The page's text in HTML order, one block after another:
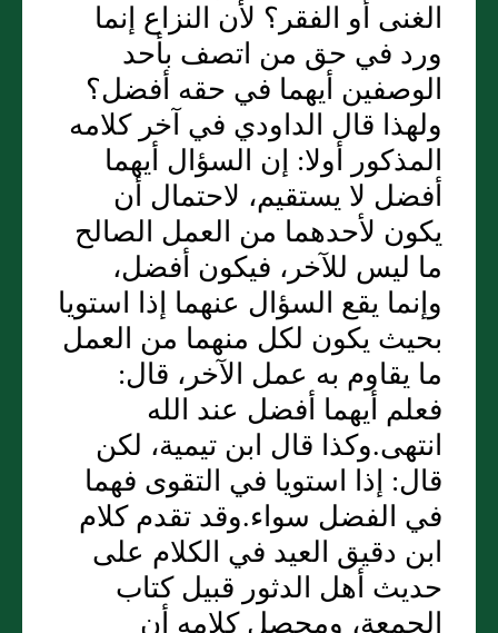
الغنى أو الفقر؟ لأن النزاع إنما
ورد في حق من اتصف بأحد
الوصفين أيهما في حقه أفضل؟
ولهذا قال الداودي في آخر كلامه
المذكور أولا: إن السؤال أيهما
أفضل لا يستقيم، لاحتمال أن
يكون لأحدهما من العمل الصالح
ما ليس للآخر، فيكون أفضل،
وإنما يقع السؤال عنهما إذا استويا
بحيث يكون لكل منهما من العمل
ما يقاوم به عمل الآخر، قال:
فعلم أيهما أفضل عند الله
انتهى.وكذا قال ابن تيمية، لكن
قال: إذا استويا في التقوى فهما
في الفضل سواء.وقد تقدم كلام
ابن دقيق العيد في الكلام على
حديث أهل الدثور قبيل كتاب
الجمعة، ومحصل كلامه أن